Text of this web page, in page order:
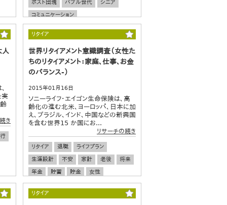
ポスト団塊
バブル世代
シニア
コミュニケーション
人
実
き
リタイア
世界リタイアメント意識調査（女性た
ちのリタイアメント：家庭、仕事、お金
のバランス-）
2015年01月16日
ソニーライフ・エイゴン生命保険は、高
齢化の進む北米、ヨーロッパ、日本に加
え、ブラジル、インド、中国などの新興国
を含む世界15 か国にお...
リサーチの続き
リタイア 退職
ライフプラン
生涯設計
不安 家計 老後
将来
年金
貯蓄 貯金
女性
ワーキングウーマン
有職女性
グローバル調査
リタイア